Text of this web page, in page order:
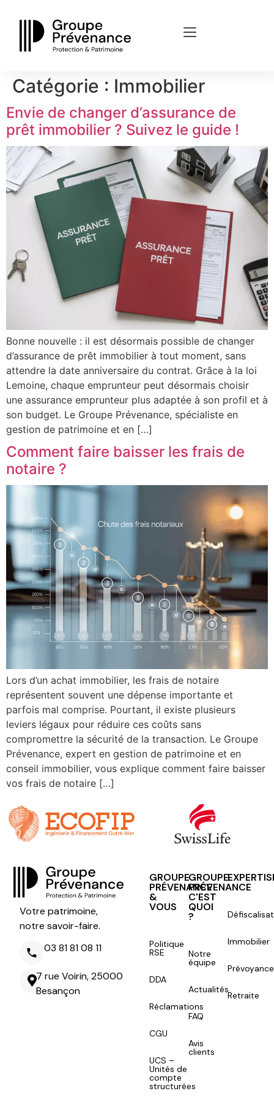
Catégorie : Immobilier
Envie de changer d’assurance de
prêt immobilier ? Suivez le guide !
Bonne nouvelle : il est désormais possible de changer
d’assurance de prêt immobilier à tout moment, sans
attendre la date anniversaire du contrat. Grâce à la loi
Lemoine, chaque emprunteur peut désormais choisir
une assurance emprunteur plus adaptée à son profil et à
son budget. Le Groupe Prévenance, spécialiste en
gestion de patrimoine et en […]
Comment faire baisser les frais de
notaire ?
Lors d’un achat immobilier, les frais de notaire
représentent souvent une dépense importante et
parfois mal comprise. Pourtant, il existe plusieurs
leviers légaux pour réduire ces coûts sans
compromettre la sécurité de la transaction. Le Groupe
Prévenance, expert en gestion de patrimoine et en
conseil immobilier, vous explique comment faire baisser
vos frais de notaire […]
Votre patrimoine,
notre savoir-faire.
03 81 81 08 11
7 rue Voirin, 25000
Besançon
GROUPE
PRÉVENANCE
&
VOUS
Politique
RSE
DDA
Réclamations
CGU
UCS –
Unités de
compte
structurées
GROUPE
PRÉVENANCE
C'EST
QUOI
?
Notre
équipe
Actualités
FAQ
Avis
clients
Immobilier
Prévoyance
Retraite